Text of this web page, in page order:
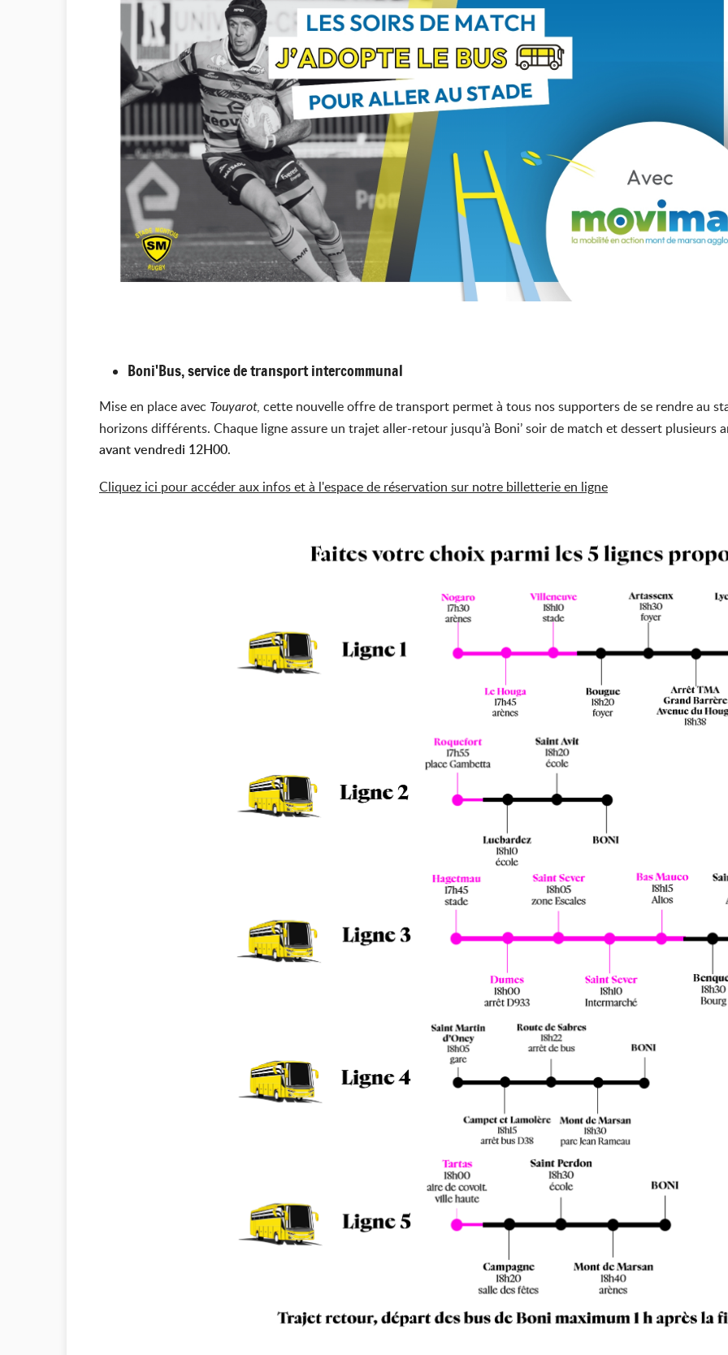
Boni'Bus, service de transport intercommunal
Mise en place avec Touyarot, cette nouvelle offre de transport permet à tous nos supporters de se rendre au
horizons différents. Chaque ligne assure un trajet aller-retour jusqu’à Boni’ soir de match et dessert plusieurs
avant vendredi 12H00.
Cliquez ici pour accéder aux infos et à l'espace de réservation sur notre billetterie en ligne